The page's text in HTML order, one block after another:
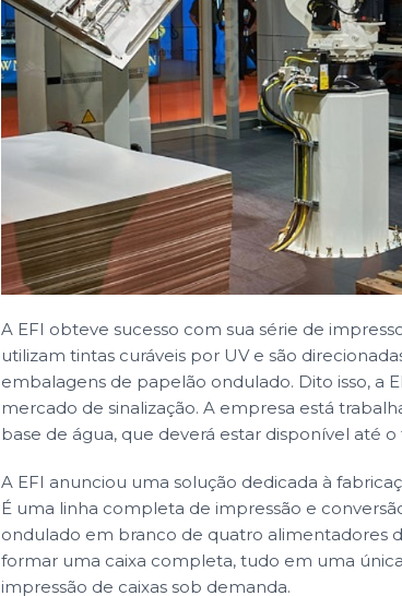
A EFI obteve sucesso com sua série de
utilizam tintas curáveis por UV e são
embalagens de papelão ondulado. Dito isso, a
mercado de sinalização. A empresa está
base de água, que deverá estar disponível até o
A EFI anunciou uma solução dedicada à
É uma linha completa de impressão e
ondulado em branco de quatro alimentadores
formar uma caixa completa, tudo em uma
impressão de caixas sob demanda.